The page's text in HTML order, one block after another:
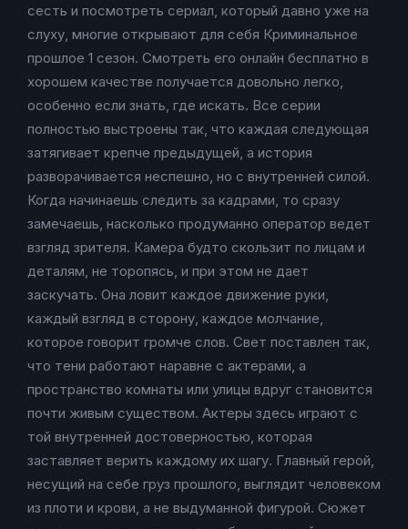
сесть и посмотреть сериал, который давно уже на
слуху, многие открывают для себя Криминальное
прошлое 1 сезон. Смотреть его онлайн бесплатно в
хорошем качестве получается довольно легко,
особенно если знать, где искать. Все серии
полностью выстроены так, что каждая следующая
затягивает крепче предыдущей, а история
разворачивается неспешно, но с внутренней силой.
Когда начинаешь следить за кадрами, то сразу
замечаешь, насколько продуманно оператор ведет
взгляд зрителя. Камера будто скользит по лицам и
деталям, не торопясь, и при этом не дает
заскучать. Она ловит каждое движение руки,
каждый взгляд в сторону, каждое молчание,
которое говорит громче слов. Свет поставлен так,
что тени работают наравне с актерами, а
пространство комнаты или улицы вдруг становится
почти живым существом. Актеры здесь играют с
той внутренней достоверностью, которая
заставляет верить каждому их шагу. Главный герой,
несущий на себе груз прошлого, выглядит человеком
из плоти и крови, а не выдуманной фигурой. Сюжет